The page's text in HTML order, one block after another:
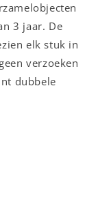
3 jaar. De
elk stuk in
verzoeken
dubbele